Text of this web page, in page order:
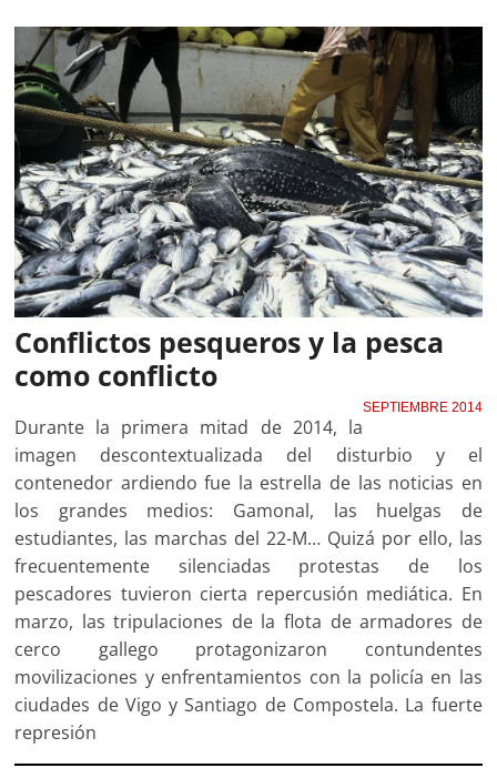
Conflictos pesqueros y la pesca
como conflicto
SEPTIEMBRE 2014
Durante la primera mitad de 2014, la
imagen descontextualizada del disturbio y el
contenedor ardiendo fue la estrella de las noticias en
los grandes medios: Gamonal, las huelgas de
estudiantes, las marchas del 22-M… Quizá por ello, las
frecuentemente silenciadas protestas de los
pescadores tuvieron cierta repercusión mediática. En
marzo, las tripulaciones de la flota de armadores de
cerco gallego protagonizaron contundentes
movilizaciones y enfrentamientos con la policía en las
ciudades de Vigo y Santiago de Compostela. La fuerte
represión